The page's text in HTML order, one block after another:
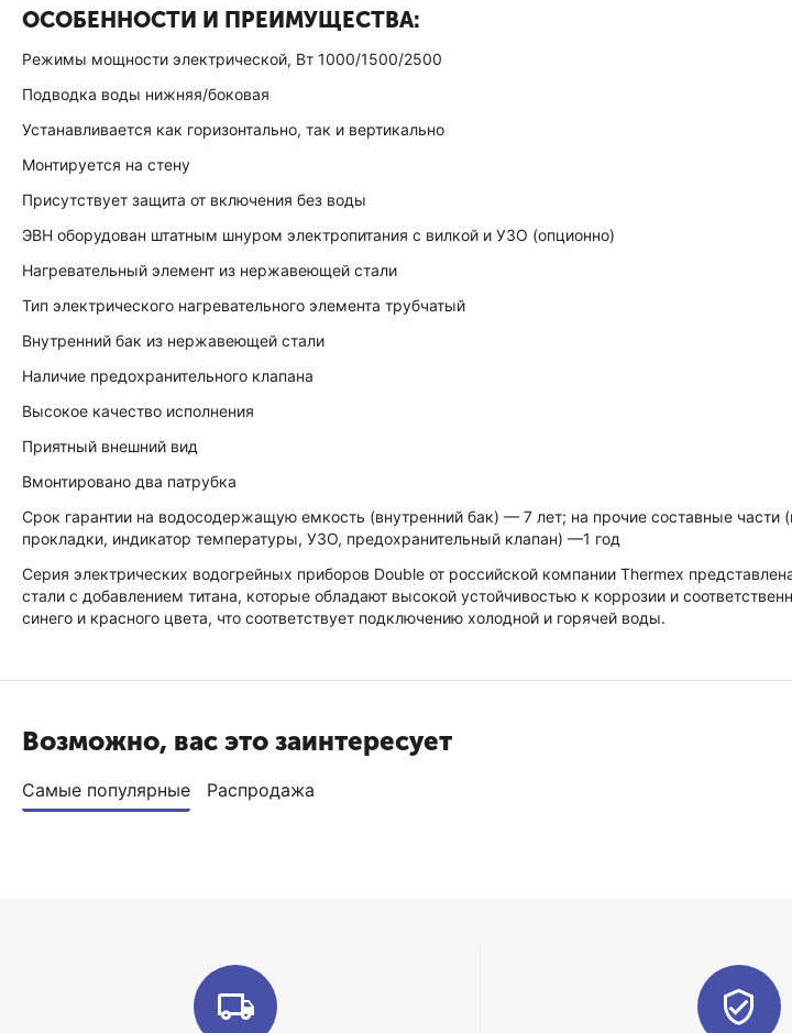
ОСОБЕННОСТИ И ПРЕИМУЩЕСТВА:
Режимы мощности электрической, Вт 1000/1500/2500
Подводка воды нижняя/боковая
Устанавливается как горизонтально, так и вертикально
Монтируется на стену
Присутствует защита от включения без воды
ЭВН оборудован штатным шнуром электропитания с вилкой и УЗО (опционно)
Нагревательный элемент из нержавеющей стали
Тип электрического нагревательного элемента трубчатый
Внутренний бак из нержавеющей стали
Наличие предохранительного клапана
Высокое качество исполнения
Приятный внешний вид
Вмонтировано два патрубка
Срок гарантии на водосодержащую емкость (внутренний бак) — 7 лет; на прочие составные части
прокладки, индикатор температуры, УЗО, предохранительный клапан) —1 год
Серия электрических водогрейных приборов Double от российской компании Thermex
стали с добавлением титана, которые обладают высокой устойчивостью к коррозии и
синего и красного цвета, что соответствует подключению холодной и горячей воды.
Возможно, вас это заинтересует
Самые популярные Распродажа